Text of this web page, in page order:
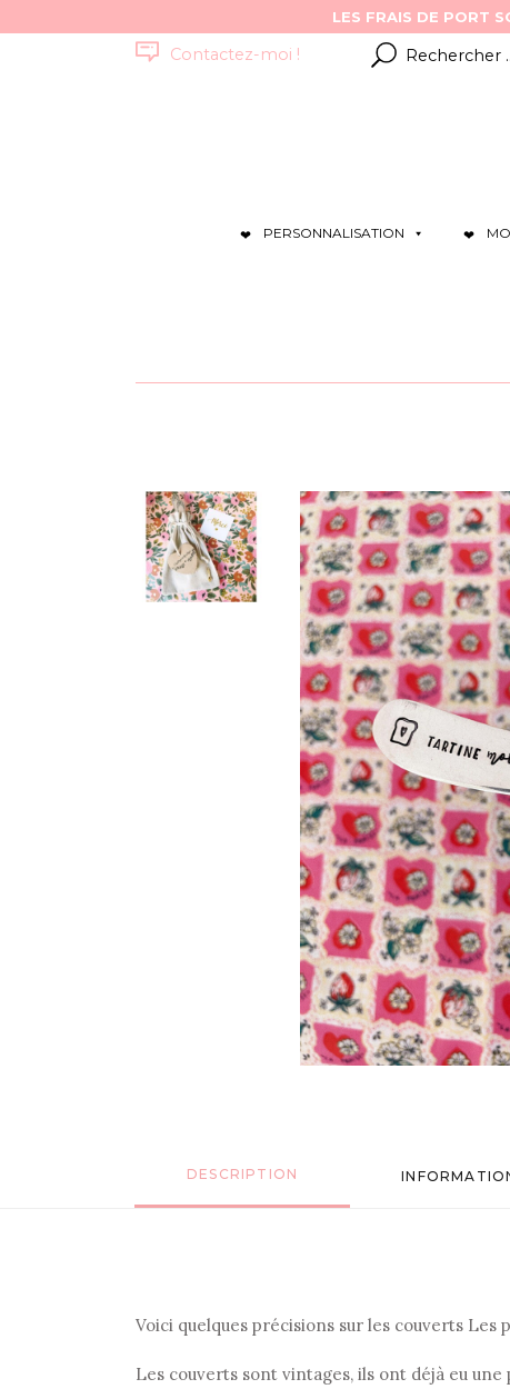
Contactez-moi !
Résultats
pour
PERSONNALISATION
DESCRIPTION
Voici quelques précisions sur les couverts Les
Les couverts sont vintages, ils ont déjà eu